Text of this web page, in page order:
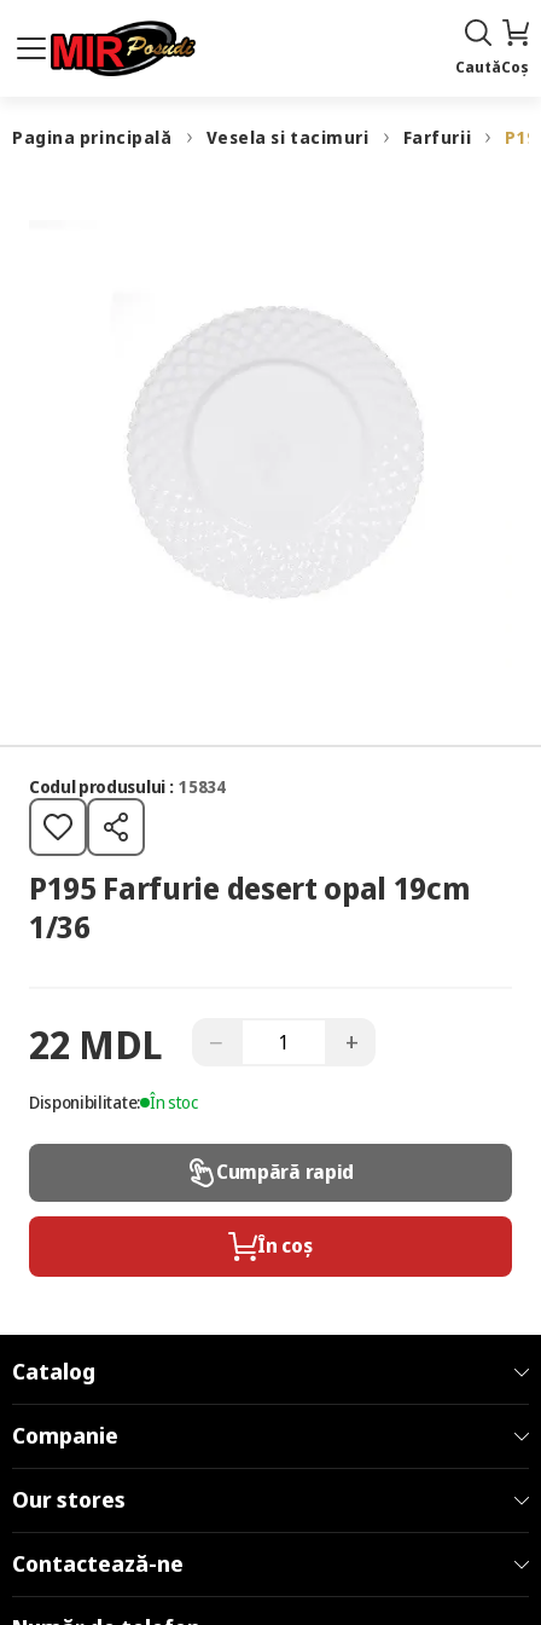
CautăCoș
Pagina principală Vesela si tacimuri Farfurii
Codul produsului : 15834
P195 Farfurie desert opal 19cm
1/36
22 MDL − +
Disponibilitate: În stoc
Cumpără rapid
În coș
Catalog
Companie
Our stores
Contactează-ne